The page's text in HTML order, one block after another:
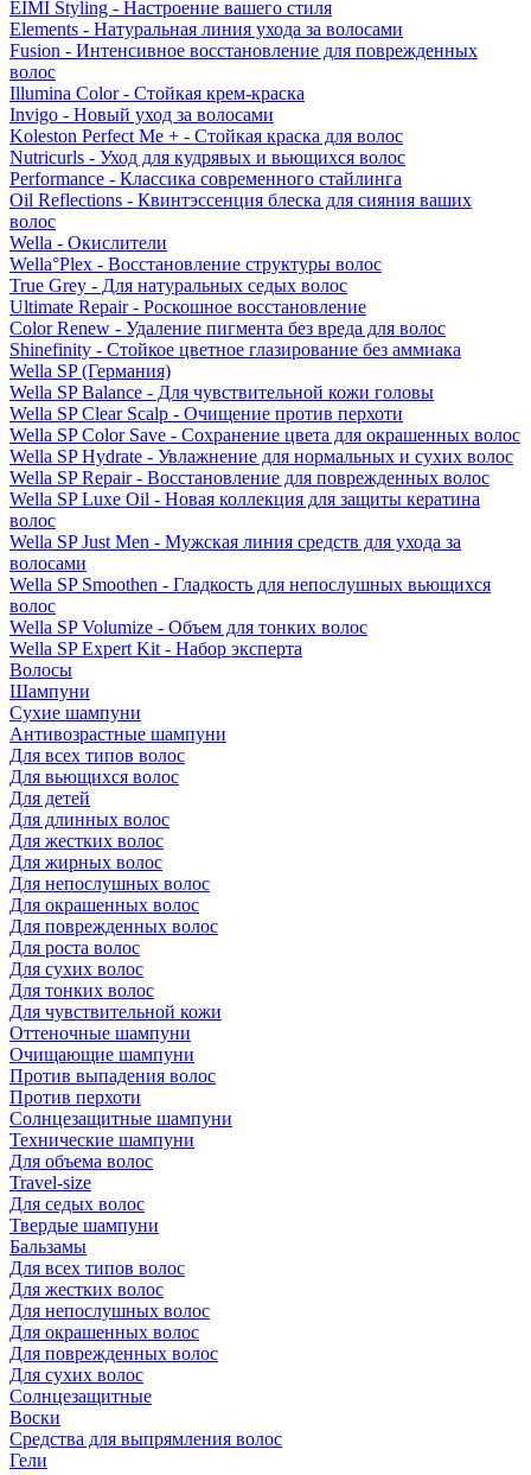
EIMI Styling - Настроение вашего стиля
Elements - Натуральная линия ухода за волосами
Fusion - Интенсивное восстановление для поврежденных
волос
Illumina Color - Стойкая крем-краска
Invigo - Новый уход за волосами
Koleston Perfect Me + - Стойкая краска для волос
Nutricurls - Уход для кудрявых и вьющихся волос
Performance - Классика современного стайлинга
Oil Reflections - Квинтэссенция блеска для сияния ваших
волос
Wella - Окислители
Wella°Plex - Восстановление структуры волос
True Grey - Для натуральных седых волос
Ultimate Repair - Роскошное восстановление
Color Renew - Удаление пигмента без вреда для волос
Shinefinity - Стойкое цветное глазирование без аммиака
Wella SP (Германия)
Wella SP Balance - Для чувствительной кожи головы
Wella SP Clear Scalp - Очищение против перхоти
Wella SP Color Save - Сохранение цвета для окрашенных волос
Wella SP Hydrate - Увлажнение для нормальных и сухих волос
Wella SP Repair - Восстановление для поврежденных волос
Wella SP Luxe Oil - Новая коллекция для защиты кератина
волос
Wella SP Just Men - Мужская линия средств для ухода за
волосами
Wella SP Smoothen - Гладкость для непослушных вьющихся
волос
Wella SP Volumize - Объем для тонких волос
Wella SP Expert Kit - Набор эксперта
Волосы
Шампуни
Сухие шампуни
Антивозрастные шампуни
Для всех типов волос
Для вьющихся волос
Для детей
Для длинных волос
Для жестких волос
Для жирных волос
Для непослушных волос
Для окрашенных волос
Для поврежденных волос
Для роста волос
Для сухих волос
Для тонких волос
Для чувствительной кожи
Оттеночные шампуни
Очищающие шампуни
Против выпадения волос
Против перхоти
Солнцезащитные шампуни
Технические шампуни
Для объема волос
Travel-size
Для седых волос
Твердые шампуни
Бальзамы
Для всех типов волос
Для жестких волос
Для непослушных волос
Для окрашенных волос
Для поврежденных волос
Для сухих волос
Солнцезащитные
Воски
Средства для выпрямления волос
Гели